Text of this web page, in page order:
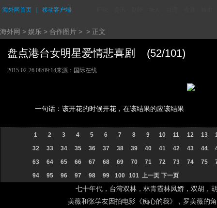
海外网首页 移动客户端
海外网 > 娱乐 > 合作图片 > > 正文
盘点港台女明星爱情悲喜剧 (52/101)
2015-02-26 08:09:14来源：国际在线
一句话：该开花的时候开花，在该结果的应该结果
1 2 3 4 5 6 7 8 9 10 11 12 13
32
33 34 35 36 37 38 39 40 41 42 43 44
63
64 65 66 67 68 69 70 71 72 73 74 75
94
95 96 97 98 99 100 101 上一页 下一页
七十年代，台湾双林，林青霞林凤娇，双胡，
美薇和张学友因拍电影《痴心的我》，罗美薇的